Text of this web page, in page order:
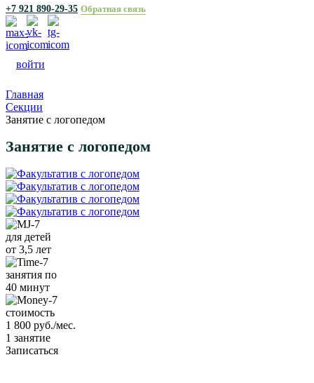
+7 921 890-29-35 Обратная связь
войти
Главная
Секции
Занятие с логопедом
Занятие с логопедом
для детей
от 3,5 лет
занятия по
40 минут
стоимость
1 800 руб./мес.
1 занятие
Записаться